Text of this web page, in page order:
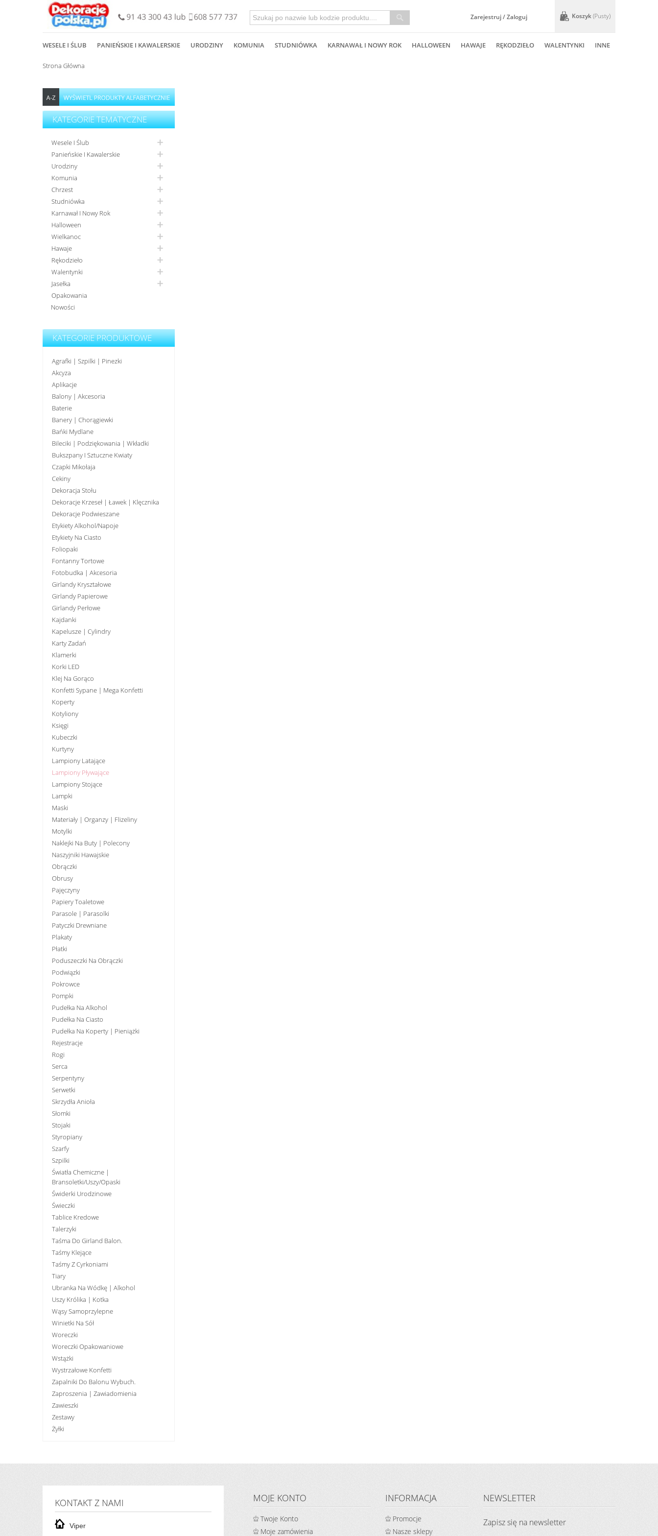
Zarejestruj / Zaloguj Koszyk(pusty)
WESELE I ŚLUB PANIEŃSKIE I KAWALERSKIE URODZINY KOMUNIA STUDNIÓWKA KARNAWAŁ I NOWY ROK HALLOWEEN HAWAJE RĘKODZIEŁO WALENTYNKI INNE
Strona Główna
KATEGORIE TEMATYCZNE
Wesele I Ślub
Panieńskie I Kawalerskie
Urodziny
Komunia
Chrzest
Studniówka
Karnawał I Nowy Rok
Halloween
Wielkanoc
Hawaje
Rękodzieło
Walentynki
Jasełka
Opakowania
Nowości
KATEGORIE PRODUKTOWE
Agrafki | Szpilki | Pinezki
Akcyza
Aplikacje
Balony | Akcesoria
Baterie
Banery | Chorągiewki
Bańki Mydlane
Bileciki | Podziękowania | Wkładki
Bukszpany I Sztuczne Kwiaty
Czapki Mikołaja
Cekiny
Dekoracja Stołu
Dekoracje Krzeseł | Ławek | Klęcznika
Dekoracje Podwieszane
Etykiety Alkohol/Napoje
Etykiety Na Ciasto
Foliopaki
Fontanny Tortowe
Fotobudka | Akcesoria
Girlandy Kryształowe
Girlandy Papierowe
Girlandy Perłowe
Kajdanki
Kapelusze | Cylindry
Karty Zadań
Klamerki
Korki LED
Klej Na Gorąco
Konfetti Sypane | Mega Konfetti
Koperty
Kotyliony
Księgi
Kubeczki
Kurtyny
Lampiony Latające
Lampiony Pływające
Lampiony Stojące
Lampki
Maski
Materiały | Organzy | Flizeliny
Motylki
Naklejki Na Buty | Polecony
Naszyjniki Hawajskie
Obrączki
Obrusy
Pajęczyny
Papiery Toaletowe
Parasole | Parasolki
Patyczki Drewniane
Plakaty
Płatki
Poduszeczki Na Obrączki
Podwiązki
Pokrowce
Pompki
Pudełka Na Alkohol
Pudełka Na Ciasto
Pudełka Na Koperty | Pieniążki
Rejestracje
Rogi
Serca
Serpentyny
Serwetki
Skrzydła Anioła
Słomki
Stojaki
Styropiany
Szarfy
Szpilki
Światła Chemiczne |
Bransoletki/uszy/opaski
Świderki Urodzinowe
Świeczki
Tablice Kredowe
Talerzyki
Taśma Do Girland Balon.
Taśmy Klejące
Taśmy Z Cyrkoniami
Tiary
Ubranka Na Wódkę | Alkohol
Uszy Królika | Kotka
Wąsy Samoprzylepne
Winietki Na Sół
Woreczki
Woreczki Opakowaniowe
Wstążki
Wystrzałowe Konfetti
Zapalniki Do Balonu Wybuch.
Zaproszenia | Zawiadomienia
Zawieszki
Zestawy
Żyłki
KONTAKT Z NAMI
Viper
MOJE KONTO
Twoje Konto
Moje zamówienia
INFORMACJA
Promocje
Nasze sklepy
NEWSLETTER
Zapisz się na newsletter